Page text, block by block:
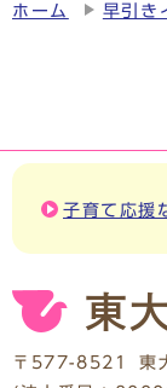
ホーム 早引き
子育て応援
〒577-8521
東